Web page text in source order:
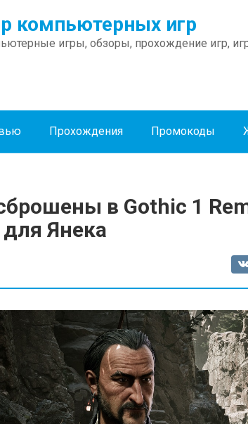
компьютерных игр
игры, обзоры, прохождение игр,
Прохождения Промокоды
в Gothic 1
Янека